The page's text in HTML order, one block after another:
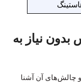
نیاز به
چالش‌های آن آشنا